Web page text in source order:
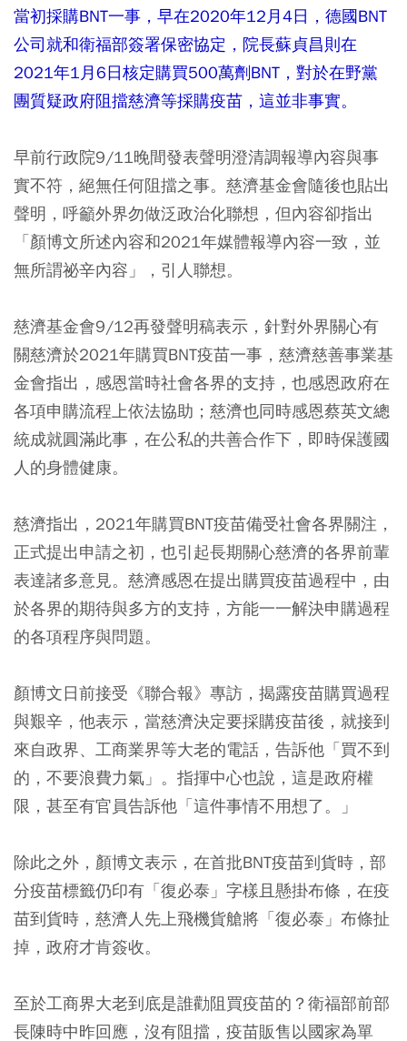
當初採購BNT一事，早在2020年12月4日，德國BNT
公司就和衛福部簽署保密協定，院長蘇貞昌則在
2021年1月6日核定購買500萬劑BNT，對於在野黨
團質疑政府阻擋慈濟等採購疫苗，這並非事實。
早前行政院9/11晚間發表聲明澄清調報導內容與事
實不符，絕無任何阻擋之事。慈濟基金會隨後也貼出
聲明，呼籲外界勿做泛政治化聯想，但內容卻指出
「顏博文所述內容和2021年媒體報導內容一致，並
無所謂祕辛內容」，引人聯想。
慈濟基金會9/12再發聲明稿表示，針對外界關心有
關慈濟於2021年購買BNT疫苗一事，慈濟慈善事業基
金會指出，感恩當時社會各界的支持，也感恩政府在
各項申購流程上依法協助；慈濟也同時感恩蔡英文總
統成就圓滿此事，在公私的共善合作下，即時保護國
人的身體健康。
慈濟指出，2021年購買BNT疫苗備受社會各界關注，
正式提出申請之初，也引起長期關心慈濟的各界前輩
表達諸多意見。慈濟感恩在提出購買疫苗過程中，由
於各界的期待與多方的支持，方能一一解決申購過程
的各項程序與問題。
顏博文日前接受《聯合報》專訪，揭露疫苗購買過程
與艱辛，他表示，當慈濟決定要採購疫苗後，就接到
來自政界、工商業界等大老的電話，告訴他「買不到
的，不要浪費力氣」。指揮中心也說，這是政府權
限，甚至有官員告訴他「這件事情不用想了。」
除此之外，顏博文表示，在首批BNT疫苗到貨時，部
分疫苗標籤仍印有「復必泰」字樣且懸掛布條，在疫
苗到貨時，慈濟人先上飛機貨艙將「復必泰」布條扯
掉，政府才肯簽收。
至於工商界大老到底是誰勸阻買疫苗的？衛福部前部
長陳時中昨回應，沒有阻擋，疫苗販售以國家為單